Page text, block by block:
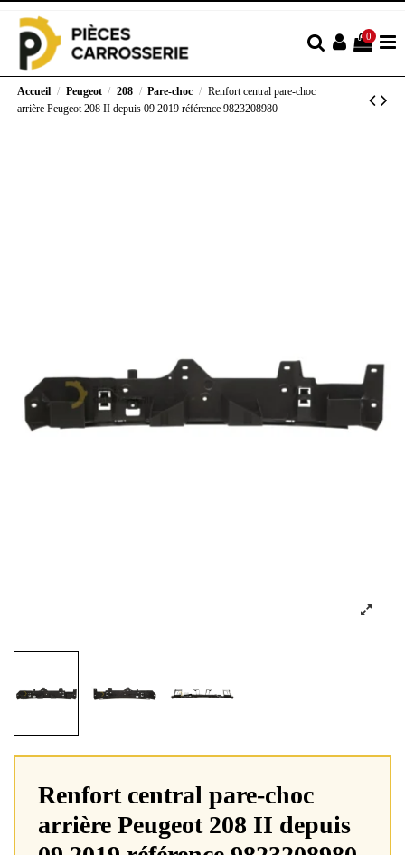
0
Accueil Peugeot 208 Pare-choc
Renfort central pare-choc
arrière Peugeot 208 II depuis 09 2019 référence 9823208980
Renfort central pare-choc
arrière Peugeot 208 II depuis